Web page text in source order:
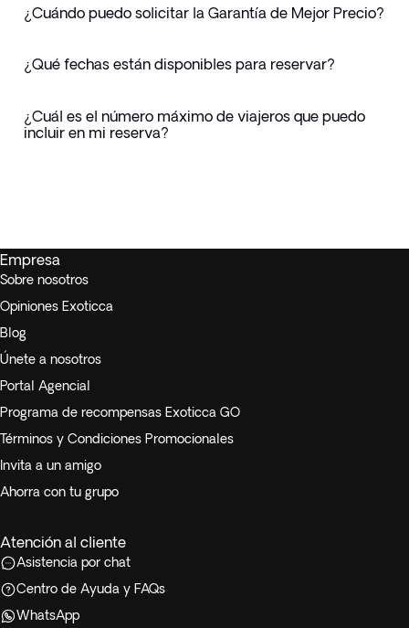
¿Cuándo puedo solicitar la Garantía de Mejor Precio?
¿Qué fechas están disponibles para reservar?
¿Cuál es el número máximo de viajeros que puedo
incluir en mi reserva?